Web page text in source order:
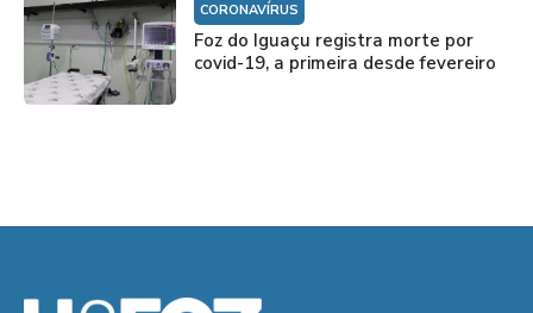
CORONAVÍRUS
Foz do Iguaçu registra morte por
covid-19, a primeira desde fevereiro